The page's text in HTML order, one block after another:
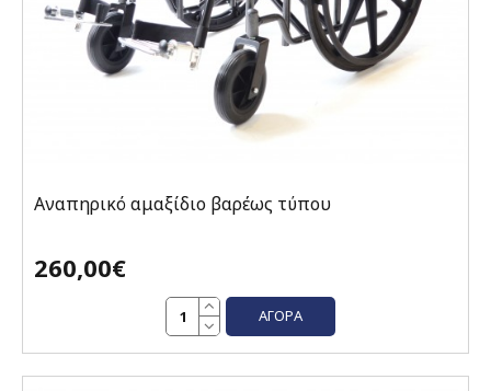
Αναπηρικό αμαξίδιο βαρέως τύπου
260,00€
ΑΓΟΡΆ